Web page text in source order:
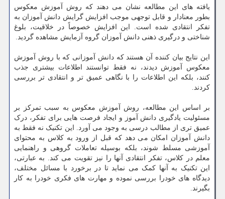
یافته های این مطالعه نشان می دهند که روش آموزش معکوس
بطور معنادار و قابل توجهی موجب افزایش گرایش دانش آموزان به
تفکر انتقادی شده است. این افزایش خصوصاً در خلاقیت، بلوغ
شناختی و درگیری ذهنی دانش آموزان گروه آزمایش مشاهده گردید.
این نتایج بیان کننده آن هستند که دانش آموزانی که با روش آموزش
معکوس آموزش دیدند، نه فقط توانستند اطلاعات بیشتری جذب
کنند، بلکه این اطلاعات را با نگاهی عمیق تر و انتقادی تر بررسی
کردند.
بر اساس این مطالعه، روش آموزش معکوس به سبب تمرکز بر
مسئولیت یادگیری دانش آموز و ایجاد فرصت هایی برای تفکر، درک
عمیق تری از مطالب درسی به وجود می آورد. این تکنیک نه فقط به
دانش آموزان امکان می دهد که قبل از ورود به کلاس به محتوای
آموزشی مسلط شوند، بلکه بوسیله تعاملات گروهی و راهنمایی
معلم در کلاس، تفکر انتقادی آنها را نیز تقویت می کند. به عبارتی،
این تکنیک به آنها کمک می نماید تا در برخورد با مسائل مختلف،
دیدگاه های خودرا بررسی نموده و مهارت های فکری خودرا به کار
بگیرند.